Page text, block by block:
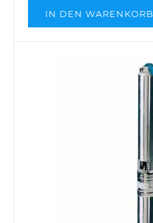
IN DEN WARENKORB